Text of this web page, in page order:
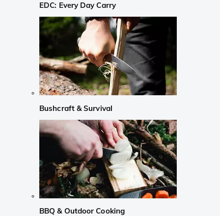
EDC: Every Day Carry
Bushcraft & Survival
BBQ & Outdoor Cooking